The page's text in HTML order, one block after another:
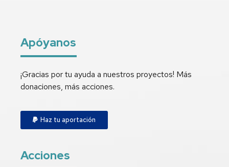
Apóyanos
¡Gracias por tu ayuda a nuestros proyectos! Más
donaciones, más acciones.
Haz tu aportación
Acciones